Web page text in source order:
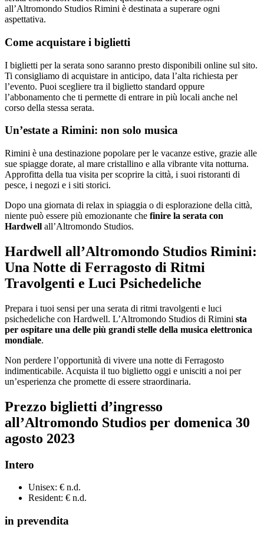
all’Altromondo Studios Rimini è destinata a superare ogni
aspettativa.
Come acquistare i biglietti
I biglietti per la serata sono saranno presto disponibili online sul sito.
Ti consigliamo di acquistare in anticipo, data l’alta richiesta per
l’evento. Puoi scegliere tra il biglietto standard oppure
l’abbonamento che ti permette di entrare in più locali anche nel
corso della stessa serata.
Un’estate a Rimini: non solo musica
Rimini è una destinazione popolare per le vacanze estive, grazie alle
sue spiagge dorate, al mare cristallino e alla vibrante vita notturna.
Approfitta della tua visita per scoprire la città, i suoi ristoranti di
pesce, i negozi e i siti storici.
Dopo una giornata di relax in spiaggia o di esplorazione della città,
niente può essere più emozionante che finire la serata con
Hardwell all’Altromondo Studios.
Hardwell all’Altromondo Studios Rimini:
Una Notte di Ferragosto di Ritmi
Travolgenti e Luci Psichedeliche
Prepara i tuoi sensi per una serata di ritmi travolgenti e luci
psichedeliche con Hardwell. L’Altromondo Studios di Rimini sta
per ospitare una delle più grandi stelle della musica elettronica
mondiale.
Non perdere l’opportunità di vivere una notte di Ferragosto
indimenticabile. Acquista il tuo biglietto oggi e unisciti a noi per
un’esperienza che promette di essere straordinaria.
Prezzo biglietti d’ingresso
all’Altromondo Studios per domenica 30
agosto 2023
Intero
Unisex: € n.d.
Resident: € n.d.
in prevendita